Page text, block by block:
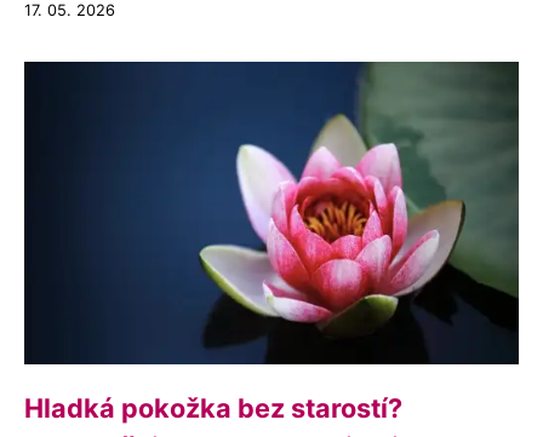
17. 05. 2026
Hladká pokožka bez starostí?